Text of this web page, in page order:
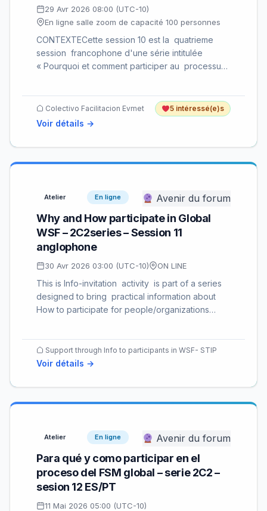
29 Avr 2026 08:00 (UTC-10)
En ligne salle zoom de capacité 100 personnes
CONTEXTECette session 10 est la quatrieme
session francophone d'une série intitulée
« Pourquoi et comment participer au processus
Colectivo Facilitacion Evmet 5 intéressé(e)s
Voir détails →
Atelier En ligne Avenir du forum
Why and How participate in Global
WSF – 2C2series – Session 11
anglophone
30 Avr 2026 03:00 (UTC-10) ON LINE
This is Info-invitation activity is part of a series
designed to bring practical information about
How to participate for people/organizations…
Support through Info to participants in WSF- STIP
Voir détails →
Atelier En ligne Avenir du forum
Para qué y como participar en el
proceso del FSM global – serie 2C2 –
sesion 12 ES/PT
11 Mai 2026 05:00 (UTC-10)